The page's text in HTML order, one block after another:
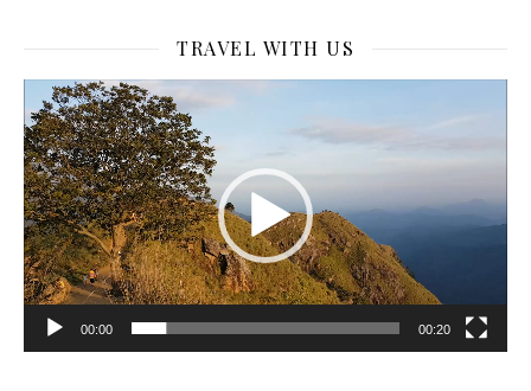
TRAVEL WITH US
Lecteur
vidéo
00:00 00:20